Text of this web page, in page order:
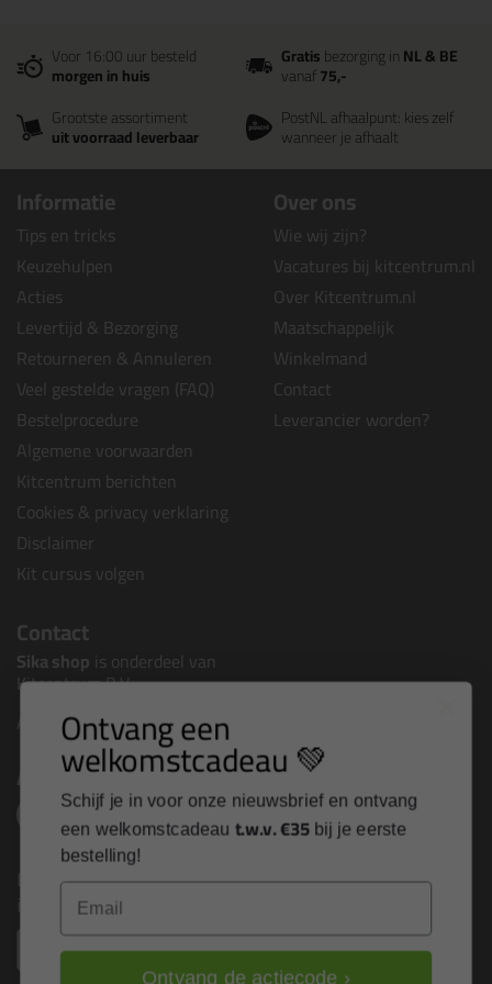
Voor 16:00 uur besteld
morgen in huis
Gratisbezorging inNL & BE
vanaf75,-
Grootste assortiment
uit voorraad leverbaar
PostNL afhaalpunt: kies zelf
wanneer je afhaalt
Informatie
Tips en tricks
Keuzehulpen
Acties
Levertijd & Bezorging
Retourneren & Annuleren
Veel gestelde vragen (FAQ)
Bestelprocedure
Algemene voorwaarden
Kitcentrum berichten
Cookies & privacy verklaring
Disclaimer
Kit cursus volgen
Over ons
Wie wij zijn?
Vacatures bij kitcentrum.nl
Over Kitcentrum.nl
Maatschappelijk
Winkelmand
Contact
Leverancier worden?
Contact
Sika shop is onderdeel van
Kitcentrum B.V.
Alle contactgegevens >
Altijd op de hoogte blijven?
Nieuws, tips en exclusieve deals rechtstreeks in je
inbox
Ontvang een
welkomstcadeau 💚
Schijf je in voor onze nieuwsbrief en ontvang
een welkomstcadeau t.w.v. €35 bij je eerste
bestelling!
Ontvang de actiecode ›